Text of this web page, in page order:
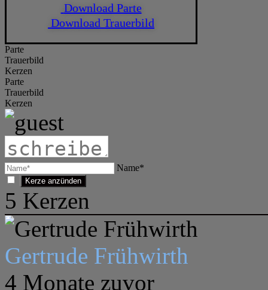
Download Parte
Download Trauerbild
Parte
Trauerbild
Kerzen
Parte
Trauerbild
Kerzen
Name*
5 Kerzen
Gertrude Frühwirth
4 Monate zuvor